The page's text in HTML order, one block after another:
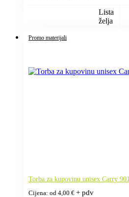
Lista
želja
Promo materijali
Torba za kupovinu unisex Carry 901
Cijena: od 4,00 € + pdv